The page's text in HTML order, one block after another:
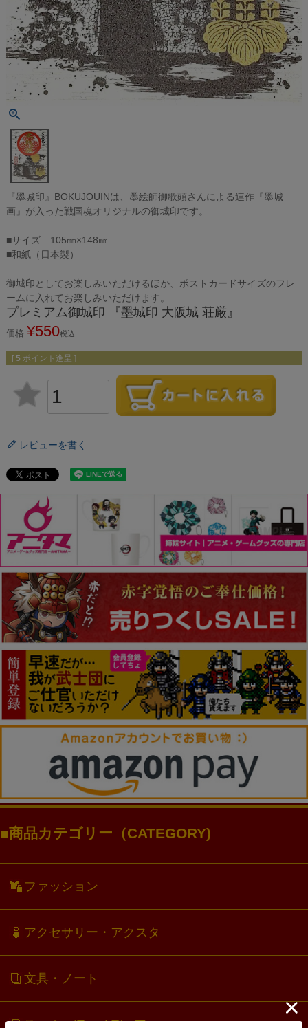
『墨城印』BOKUJOUINは、墨絵師御歌頭さんによる連作『墨城
画』が入った戦国魂オリジナルの御城印です。
■サイズ 105㎜×148㎜
■和紙（日本製）
御城印としてお楽しみいただけるほか、ポストカードサイズのフレ
ームに入れてお楽しみいただけます。
プレミアム御城印 『墨城印 大阪城 荘厳』
価格 ¥550税込
[ 5 ポイント進呈 ]
レビューを書く
商品カテゴリー（CATEGORY)
ファッション
アクセサリー・アクスタ
文具・ノート
スマホ・IT・メディア